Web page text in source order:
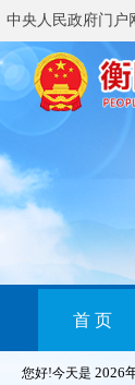
中央人民政府门户
首 页
您好!今天是 2026